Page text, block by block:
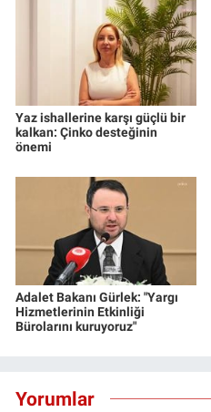
Yaz ishallerine karşı güçlü bir
kalkan: Çinko desteğinin
önemi
Adalet Bakanı Gürlek: "Yargı
Hizmetlerinin Etkinliği
Bürolarını kuruyoruz"
Yorumlar